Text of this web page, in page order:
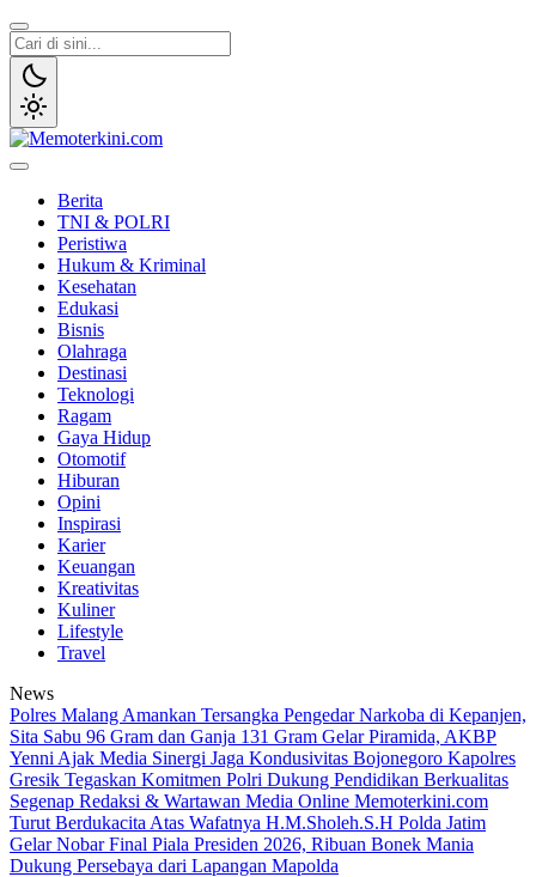
Lewati
ke
konten
Berita
TNI & POLRI
Peristiwa
Hukum & Kriminal
Kesehatan
Edukasi
Bisnis
Olahraga
Destinasi
Teknologi
Ragam
Gaya Hidup
Otomotif
Hiburan
Opini
Inspirasi
Karier
Keuangan
Kreativitas
Kuliner
Lifestyle
Travel
News
Polres Malang Amankan Tersangka Pengedar Narkoba di Kepanjen,
Sita Sabu 96 Gram dan Ganja 131 Gram Gelar Piramida, AKBP
Yenni Ajak Media Sinergi Jaga Kondusivitas Bojonegoro Kapolres
Gresik Tegaskan Komitmen Polri Dukung Pendidikan Berkualitas
Segenap Redaksi & Wartawan Media Online Memoterkini.com
Turut Berdukacita Atas Wafatnya H.M.Sholeh.S.H Polda Jatim
Gelar Nobar Final Piala Presiden 2026, Ribuan Bonek Mania
Dukung Persebaya dari Lapangan Mapolda